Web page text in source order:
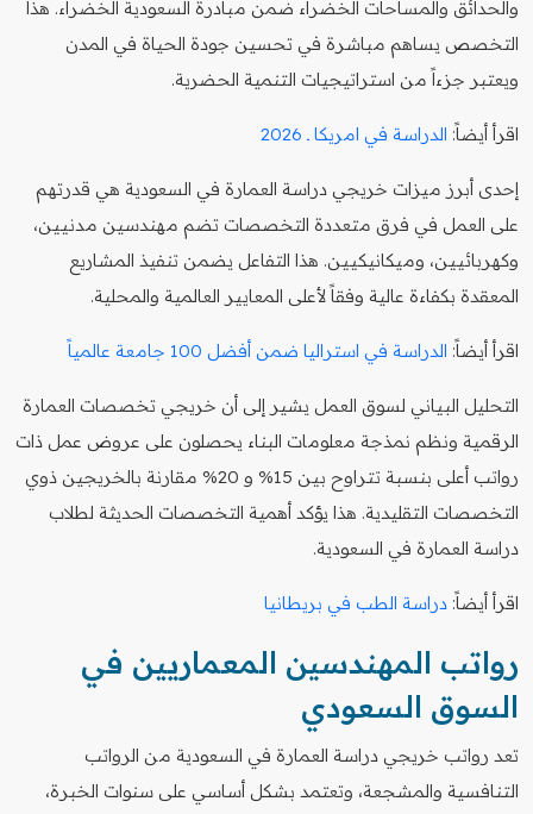
والحدائق والمساحات الخضراء ضمن مبادرة السعودية الخضراء. هذا
التخصص يساهم مباشرة في تحسين جودة الحياة في المدن
ويعتبر جزءاً من استراتيجيات التنمية الحضرية.
اقرأ أيضاً: الدراسة في امريكا ـ 2026
إحدى أبرز ميزات خريجي دراسة العمارة في السعودية هي قدرتهم
على العمل في فرق متعددة التخصصات تضم مهندسين مدنيين،
وكهربائيين، وميكانيكيين. هذا التفاعل يضمن تنفيذ المشاريع
المعقدة بكفاءة عالية وفقاً لأعلى المعايير العالمية والمحلية.
اقرأ أيضاً: الدراسة في استراليا ضمن أفضل 100 جامعة عالمياً
التحليل البياني لسوق العمل يشير إلى أن خريجي تخصصات العمارة
الرقمية ونظم نمذجة معلومات البناء يحصلون على عروض عمل ذات
رواتب أعلى بنسبة تتراوح بين 15% و 20% مقارنة بالخريجين ذوي
التخصصات التقليدية. هذا يؤكد أهمية التخصصات الحديثة لطلاب
دراسة العمارة في السعودية.
اقرأ أيضاً: دراسة الطب في بريطانيا
رواتب المهندسين المعماريين في
السوق السعودي
تعد رواتب خريجي دراسة العمارة في السعودية من الرواتب
التنافسية والمشجعة، وتعتمد بشكل أساسي على سنوات الخبرة،